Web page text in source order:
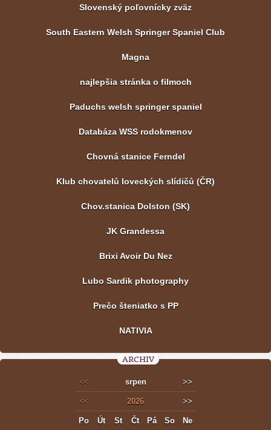
Slovenský poľovnícky zväz
South Eastern Welsh Springer Spaniel Club
Magna
najlepšia stránka o filmoch
Paduchs welsh springer spaniel
Databáza WSS rodokmenov
Chovná stanice Ferndel
Klub chovatelů loveckých slídičů (ČR)
Chov.stanica Dolston (SK)
JK Grandessa
Brixi Avoir Du Nez
Lubo Sardik photography
Prečo šteniatko s PP
NATIVIA
ARCHIV
<< srpen >>
<< 2026 >>
Po Út St Čt Pá So Ne